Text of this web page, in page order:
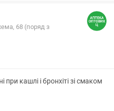
68 (поряд з
кашлі і бронхіті зі смаком